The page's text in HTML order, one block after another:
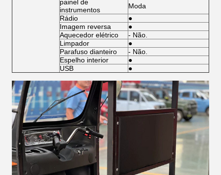
painel de
instrumentos
Moda
Rádio
●
Imagem reversa
●
Aquecedor elétrico
- Não.
Limpador
●
Parafuso dianteiro
- Não.
Espelho interior
●
USB
●